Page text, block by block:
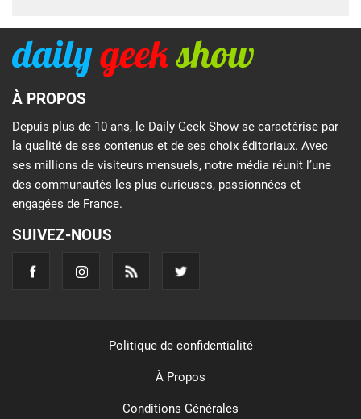
À PROPOS
Depuis plus de 10 ans, le Daily Geek Show se caractérise par
la qualité de ses contenus et de ses choix éditoriaux. Avec
ses millions de visiteurs mensuels, notre média réunit l’une
des communautés les plus curieuses, passionnées et
engagées de France.
SUIVEZ-NOUS
Politique de confidentialité
À Propos
Conditions Générales